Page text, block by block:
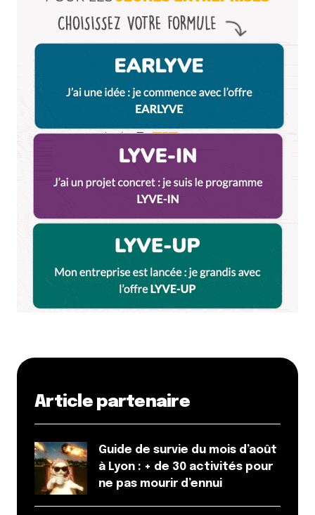
Article partenaire
Guide de survie du mois d’août
à Lyon : + de 30 activités pour
ne pas mourir d’ennui